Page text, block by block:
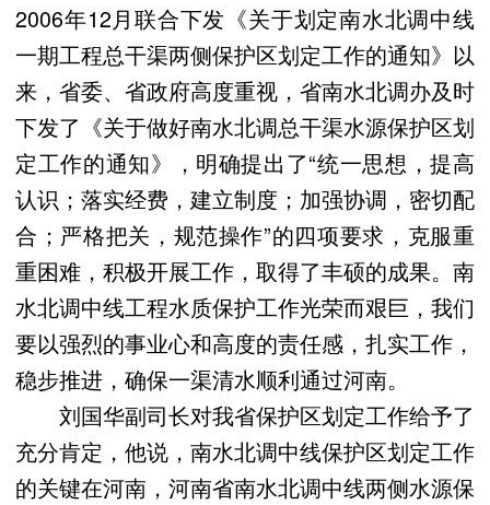
2006年12月联合下发《关于划定南水北调中线
一期工程总干渠两侧保护区划定工作的通知》以
来，省委、省政府高度重视，省南水北调办及时
下发了《关于做好南水北调总干渠水源保护区划
定工作的通知》，明确提出了“统一思想，提高
认识；落实经费，建立制度；加强协调，密切配
合；严格把关，规范操作”的四项要求，克服重
重困难，积极开展工作，取得了丰硕的成果。南
水北调中线工程水质保护工作光荣而艰巨，我们
要以强烈的事业心和高度的责任感，扎实工作，
稳步推进，确保一渠清水顺利通过河南。
刘国华副司长对我省保护区划定工作给予了
充分肯定，他说，南水北调中线保护区划定工作
的关键在河南，河南省南水北调中线两侧水源保